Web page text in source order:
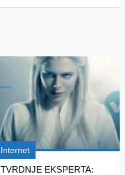
Internet
TVRDNJE EKSPERTA: